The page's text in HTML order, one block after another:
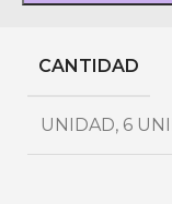
CANTIDAD
UNIDAD, 6